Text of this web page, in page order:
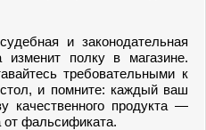
и законодательная
изменит полку в магазине.
требовательными к
и помните: каждый ваш
качественного продукта —
от фальсификата.